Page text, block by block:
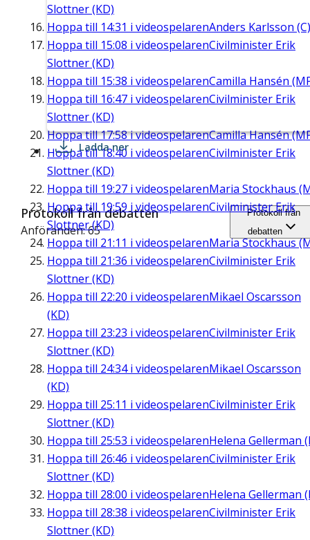
Slottner (KD)
Hoppa till 14:31 i videospelarenAnders Karlsson (C)
Hoppa till 15:08 i videospelarenCivilminister Erik
Slottner (KD)
Hoppa till 15:38 i videospelarenCamilla Hansén
Hoppa till 16:47 i videospelarenCivilminister Erik
Slottner (KD)
Hoppa till17:58i videospelarenCamilla Hansén
Hoppa till18:40 i videospelarenCivilminister Erik
Slottner (KD)
Hoppa till 19:27 i videospelarenMaria Stockhaus
Hoppa till 19:59 i videospelarenCivilminister Erik
Slottner (KD)
Hoppa till 21:11 i videospelarenMaria Stockhaus
Hoppa till 21:36 i videospelarenCivilminister Erik
Slottner (KD)
Hoppa till 22:20 i videospelarenMikael Oscarsson
(KD)
Hoppa till 23:23 i videospelarenCivilminister Erik
Slottner (KD)
Hoppa till 24:34i videospelarenMikael Oscarsson
(KD)
Hoppa till 25:11 i videospelarenCivilminister Erik
Slottner (KD)
Hoppa till 25:53 i videospelarenHelena Gellerman
Hoppa till 26:46 i videospelarenCivilminister Erik
Slottner (KD)
Hoppa till 28:00 i videospelarenHelena Gellerman
Hoppa till 28:38 i videospelarenCivilminister Erik
Slottner (KD)
Ladda ner
Protokoll från debatten
Anföranden: 65
Protokoll från
debatten